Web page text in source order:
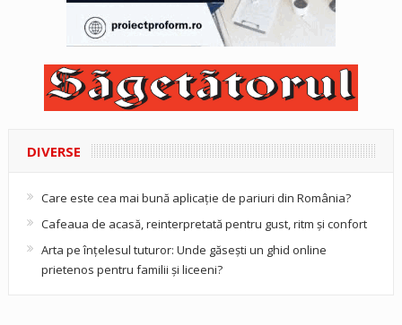
DIVERSE
Care este cea mai bună aplicație de pariuri din România?
Cafeaua de acasă, reinterpretată pentru gust, ritm și confort
Arta pe înțelesul tuturor: Unde găsești un ghid online
prietenos pentru familii și liceeni?